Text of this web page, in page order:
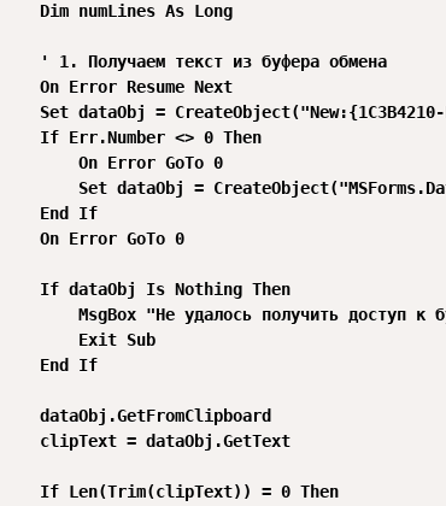
    Dim numLines As Long
    ' 1. Получаем текст из буфера обмена
    On Error Resume Next
Set dataObj =
    If Err.Number <> 0 Then
        On Error GoTo 0
Set dataObj =
    End If
    On Error GoTo 0
    If dataObj Is Nothing Then
MsgBox "Не удалось получить доступ к
        Exit Sub
    End If
    dataObj.GetFromClipboard
    clipText = dataObj.GetText
    If Len(Trim(clipText)) = 0 Then